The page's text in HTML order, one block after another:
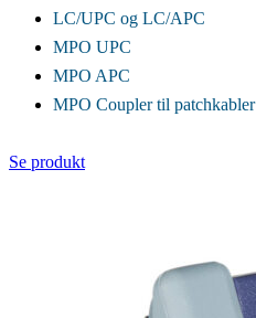
LC/UPC og LC/APC
MPO UPC
MPO APC
MPO Coupler til patchkabler
Se produkt